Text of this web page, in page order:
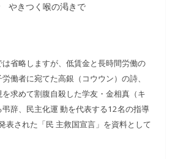
やきつく喉の渇きで
は省略しますが、低賃金と長時間労働の
働者に宛てた高銀（コウウン）の詩、
求めて割腹自殺した学友・金相真（キ
辞、民主化運 動を代表する12名の指導
表された「民 主救国宣言」を資料として